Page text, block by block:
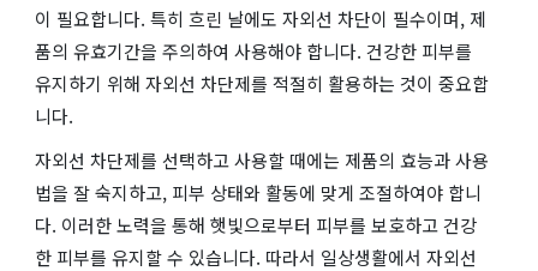
이 필요합니다. 특히 흐린 날에도 자외선 차단이 필수이며, 제
품의 유효기간을 주의하여 사용해야 합니다. 건강한 피부를
유지하기 위해 자외선 차단제를 적절히 활용하는 것이 중요합
니다.
자외선 차단제를 선택하고 사용할 때에는 제품의 효능과 사용
법을 잘 숙지하고, 피부 상태와 활동에 맞게 조절하여야 합니
다. 이러한 노력을 통해 햇빛으로부터 피부를 보호하고 건강
한 피부를 유지할 수 있습니다. 따라서 일상생활에서 자외선